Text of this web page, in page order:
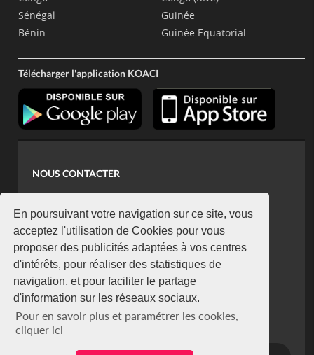
En poursuivant votre navigation sur ce site, vous
acceptez l'utilisation de Cookies pour vous
proposer des publicités adaptées à vos centres
d'intérêts, pour réaliser des statistiques de
navigation, et pour faciliter le partage
d'information sur les réseaux sociaux.
Pour en savoir plus et paramétrer les cookies,
cliquer ici
Sénégal
Bénin
Guinée
Guinée Equatorial
Télécharger l'application KOACI
NOUS CONTACTER
koaci@yahoo.fr
+225 07 08 85 52 93
NEWSLETTER
Restez connecté via notre newsletter
S'abonner
Se désabonner